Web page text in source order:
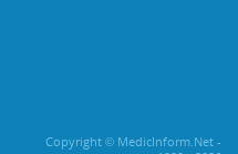
Copyright © MedicInform.Net -